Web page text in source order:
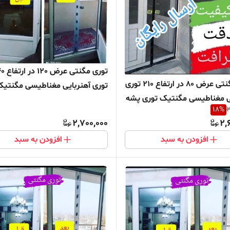
توری مگنتی عرض 80 در ارتفاع 210 توری
مغناطیسی مگنتیک توری پشه
مگنتی پرده توری بالکن
پرده مغازه
18%
افزودن به سبد
توری
توری آهنربایی مغناطیسی
2,700,000
افزودن به سبد